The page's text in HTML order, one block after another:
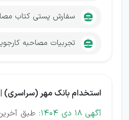
سفارش پستی کتاب
تجربیات مصاحبه
استخدام بانک مهر (سراسری) | دی
آگهی 18 دی 1404:
طبق